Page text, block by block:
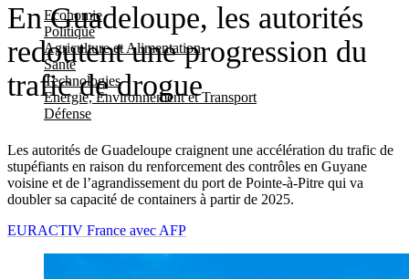
Economie
Politique
Agriculture et Alimentation
Santé
Technologies
Energie, Environnement et Transport
Défense
En Guadeloupe, les autorités
redoutent une progression du
trafic de drogue
Les autorités de Guadeloupe craignent une accélération du trafic de
stupéfiants en raison du renforcement des contrôles en Guyane
voisine et de l’agrandissement du port de Pointe-à-Pitre qui va
doubler sa capacité de containers à partir de 2025.
EURACTIV France avec AFP